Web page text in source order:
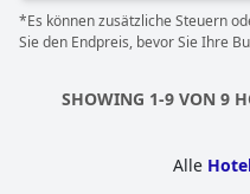
*Es können zusätzliche Steuern
Sie den Endpreis, bevor Sie Ihre
SHOWING 1-9 VON 9
Alle